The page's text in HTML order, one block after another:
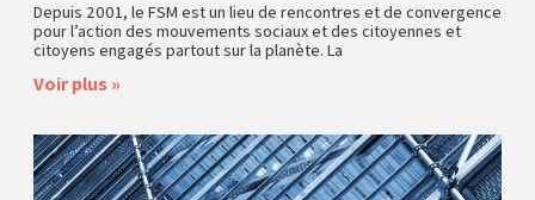
Depuis 2001, le FSM est un lieu de rencontres et de convergence
pour l’action des mouvements sociaux et des citoyennes et
citoyens engagés partout sur la planète. La
Voir plus »